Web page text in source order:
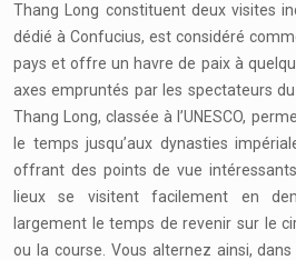
Thang Long constituent deux visites
dédié à Confucius, est considéré
pays et offre un havre de paix à
axes empruntés par les spectateurs
Thang Long, classée à l’UNESCO,
le temps jusqu’aux dynasties
offrant des points de vue
lieux se visitent facilement en
largement le temps de revenir sur le
ou la course. Vous alternez ainsi,